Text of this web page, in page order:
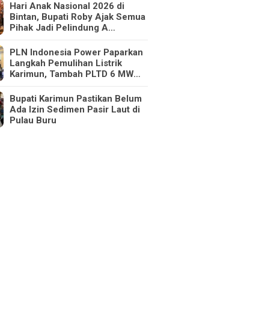
Hari Anak Nasional 2026 di
Bintan, Bupati Roby Ajak Semua
Pihak Jadi Pelindung A…
PLN Indonesia Power Paparkan
Langkah Pemulihan Listrik
Karimun, Tambah PLTD 6 MW…
Bupati Karimun Pastikan Belum
Ada Izin Sedimen Pasir Laut di
Pulau Buru